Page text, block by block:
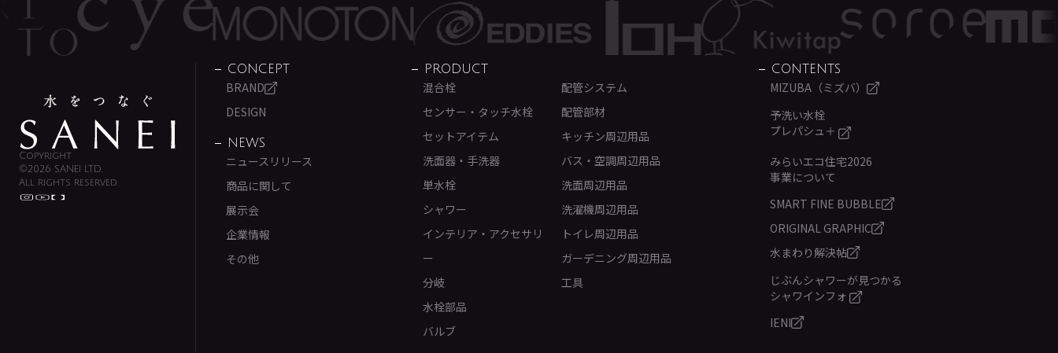
Copyright
©2026 SANEI LTD.
All rights reserved.
CONCEPT
BRAND
DESIGN
NEWS
ニュースリリース
商品に関して
展示会
企業情報
その他
PRODUCT
混合栓
センサー・タッチ水栓
セットアイテム
洗面器・手洗器
単水栓
シャワー
インテリア・アクセサリ
ー
分岐
水栓部品
バルブ
配管システム
配管部材
キッチン周辺用品
バス・空調周辺用品
洗面周辺用品
洗濯機周辺用品
トイレ周辺用品
ガーデニング周辺用品
工具
CONTENTS
MIZUBA（ミズバ）
予洗い水栓
プレパシュ＋
みらいエコ住宅2026
事業について
SMART FINE BUBBLE
ORIGINAL GRAPHIC
水まわり解決帖
じぶんシャワーが見つかる
シャワインフォ
IENI